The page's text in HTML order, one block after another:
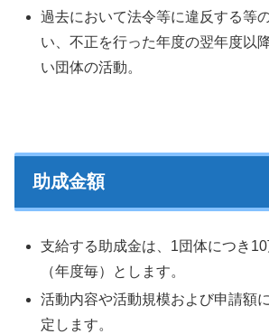
過去において法令等に違反する等
い、不正を行った年度の翌年度以
い団体の活動。
助成金額
支給する助成金は、1団体につき
（年度毎）とします。
活動内容や活動規模および申請額
定します。